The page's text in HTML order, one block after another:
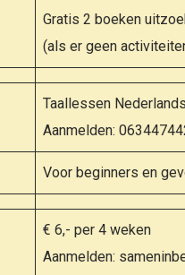
Gratis 2 boeken
(als er geen
Taallessen
Aanmelden:
Voor beginners en
€ 6,- per 4 weken
Aanmelden: